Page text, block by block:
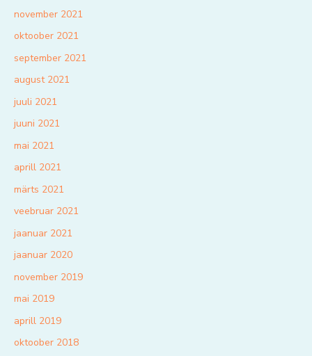
november 2021
oktoober 2021
september 2021
august 2021
juuli 2021
juuni 2021
mai 2021
aprill 2021
märts 2021
veebruar 2021
jaanuar 2021
jaanuar 2020
november 2019
mai 2019
aprill 2019
oktoober 2018